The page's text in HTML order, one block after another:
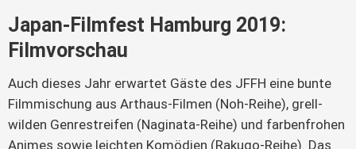
Japan-Filmfest Hamburg 2019:
Filmvorschau
Auch dieses Jahr erwartet Gäste des JFFH eine bunte
Filmmischung aus Arthaus-Filmen (Noh-Reihe), grell-
wilden Genrestreifen (Naginata-Reihe) und farbenfrohen
Animes sowie leichten Komödien (Rakugo-Reihe). Das